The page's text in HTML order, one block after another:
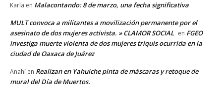
Karla en Malacontando: 8 de marzo, una fecha significativa
MULT convoca a militantes a movilización permanente por el
asesinato de dos mujeres activista. » CLAMOR SOCIAL en FGEO
investiga muerte violenta de dos mujeres triquis ocurrida en la
ciudad de Oaxaca de Juárez
Anahí en Realizan en Yahuiche pinta de máscaras y retoque de
mural del Día de Muertos.